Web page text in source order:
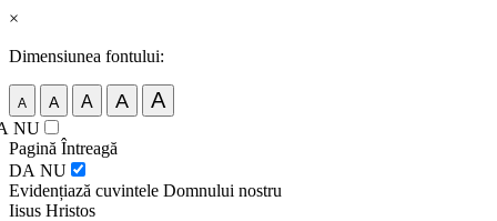
×
Dimensiunea fontului:
A A A A A
NU
Pagină Întreagă
DA NU
Evidențiază cuvintele Domnului nostru
Iisus Hristos